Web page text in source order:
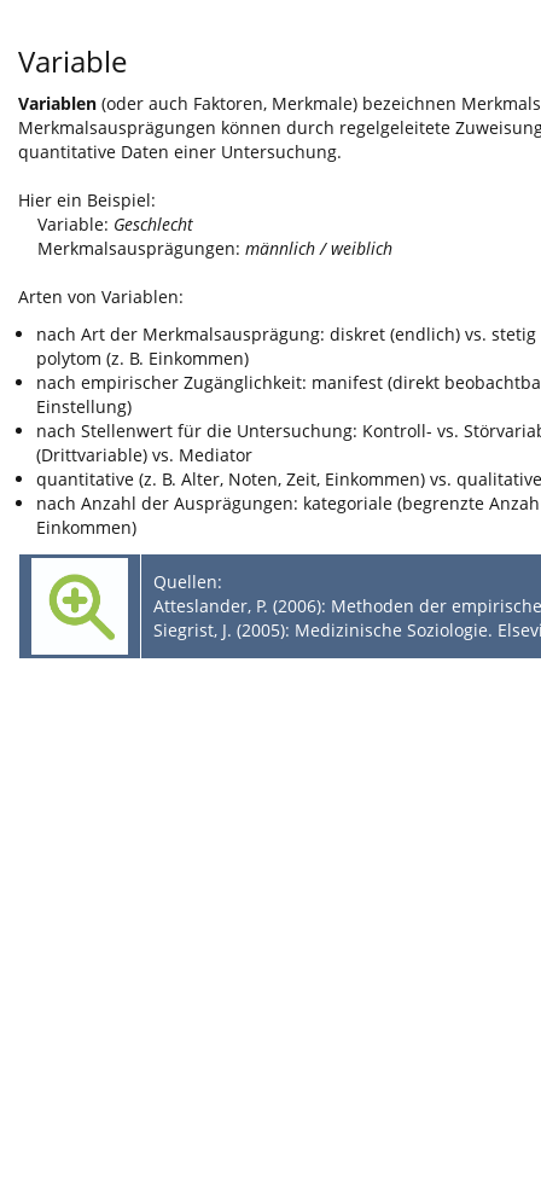
Variable
Variablen (oder auch Faktoren, Merkmale) bezeichnen
Merkmalsausprägungen können durch regelgeleitete
quantitative Daten einer Untersuchung.
Hier ein Beispiel:
Variable: Geschlecht
Merkmalsausprägungen: männlich / weiblich
Arten von Variablen:
nach Art der Merkmalsausprägung: diskret (endlich) vs.
polytom (z. B. Einkommen)
nach empirischer Zugänglichkeit: manifest (direkt
Einstellung)
nach Stellenwert für die Untersuchung: Kontroll- vs.
(Drittvariable) vs. Mediator
quantitative (z. B. Alter, Noten, Zeit, Einkommen) vs.
nach Anzahl der Ausprägungen: kategoriale (begrenzte
Einkommen)
Quellen:
Atteslander, P. (2006): Methoden der
Siegrist, J. (2005): Medizinische Soziologie.